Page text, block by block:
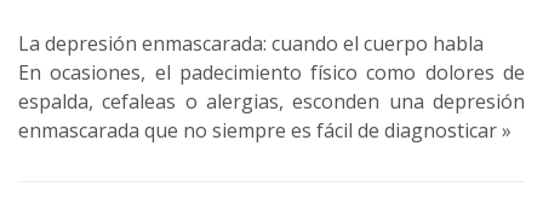
La depresión enmascarada: cuando el cuerpo habla
En ocasiones, el padecimiento físico como dolores de
espalda, cefaleas o alergias, esconden una depresión
enmascarada que no siempre es fácil de diagnosticar »